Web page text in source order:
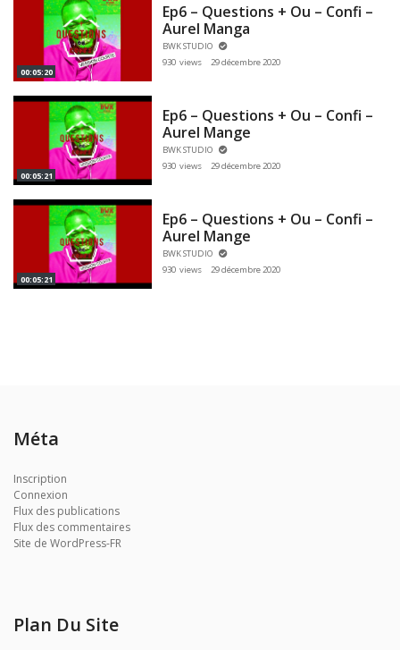
00:05:20
Ep6 – Questions + Ou – Confi –
Aurel Manga
BWK STUDIO
930 views
29 décembre 2020
00:05:21
Ep6 – Questions + Ou – Confi –
Aurel Mange
BWK STUDIO
930 views
29 décembre 2020
00:05:21
Ep6 – Questions + Ou – Confi –
Aurel Mange
BWK STUDIO
930 views
29 décembre 2020
Méta
Inscription
Connexion
Flux des publications
Flux des commentaires
Site de WordPress-FR
Plan Du Site